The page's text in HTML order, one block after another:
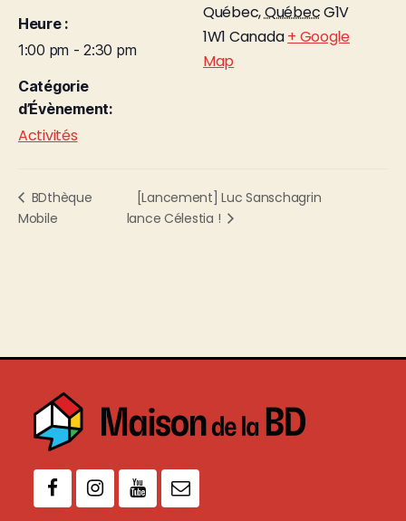
Heure :
1:00 pm - 2:30 pm
Catégorie
d’Évènement:
Activités
Québec,QuébecG1V
1W1 Canada + Google
Map
BDthèque
Mobile
[Lancement] Luc Sanschagrin
lance Célestia !